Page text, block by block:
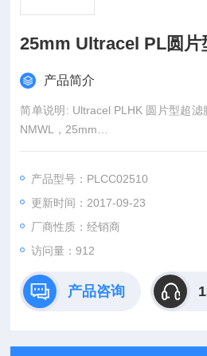
25mm Ultracel PL圆片
产品简介
简单说明: Ultracel PLHK 圆片型超
NMWL，25mm
商标名称: Ultracel
产品型号：PLCC02510
更新时间：2017-09-23
厂商性质：经销商
访问量：912
产品咨询